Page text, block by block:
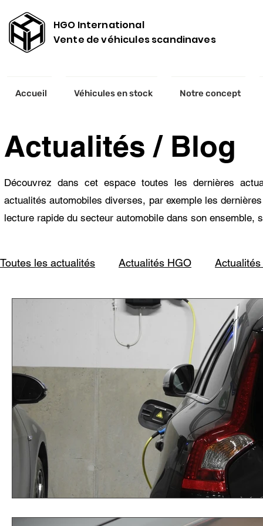
HGO International
Vente de véhicules scandinaves
Accueil Véhicules en stock Notre concept
Découvrez dans cet espace toutes les dernières
actualités automobiles diverses, par exemple les
lecture rapide du secteur automobile dans son
Toutes les actualités Actualités HGO Actualités
Actualités / Blog